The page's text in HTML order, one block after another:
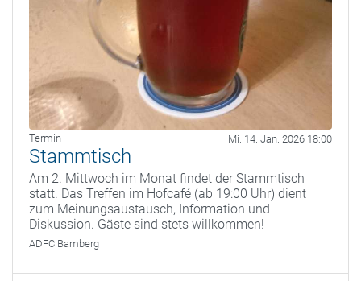
Termin Mi. 14. Jan. 2026 18:00
Stammtisch
Am 2. Mittwoch im Monat findet der Stammtisch
statt. Das Treffen im Hofcafé (ab 19:00 Uhr) dient
zum Meinungsaustausch, Information und
Diskussion. Gäste sind stets willkommen!
ADFC Bamberg